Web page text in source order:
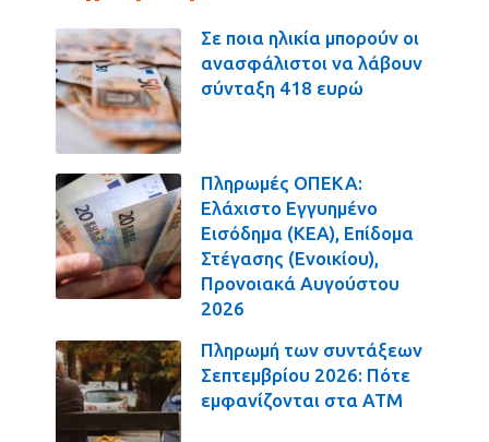
Σε ποια ηλικία μπορούν οι
ανασφάλιστοι να λάβουν
σύνταξη 418 ευρώ
Πληρωμές ΟΠΕΚΑ:
Ελάχιστο Εγγυημένο
Εισόδημα (ΚΕΑ), Επίδομα
Στέγασης (Ενοικίου),
Προνοιακά Αυγούστου
2026
Πληρωμή των συντάξεων
Σεπτεμβρίου 2026: Πότε
εμφανίζονται στα ΑΤΜ